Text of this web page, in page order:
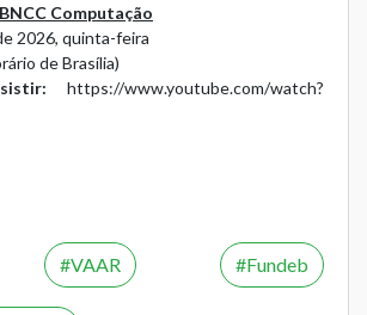
Computação
2026, quinta-feira
de Brasília)
https://www.youtube.com/watch?
VAAR Fundeb